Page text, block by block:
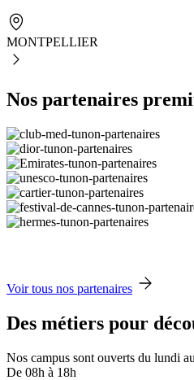
MONTPELLIER
Nos partenaires
Voir tous nos partenaires
Des métiers pour
Nos campus sont ouverts du lundi
De 08h à 18h